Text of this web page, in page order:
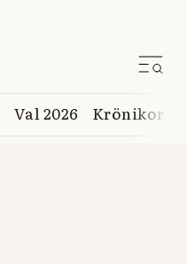
Val 2026 Krönikor